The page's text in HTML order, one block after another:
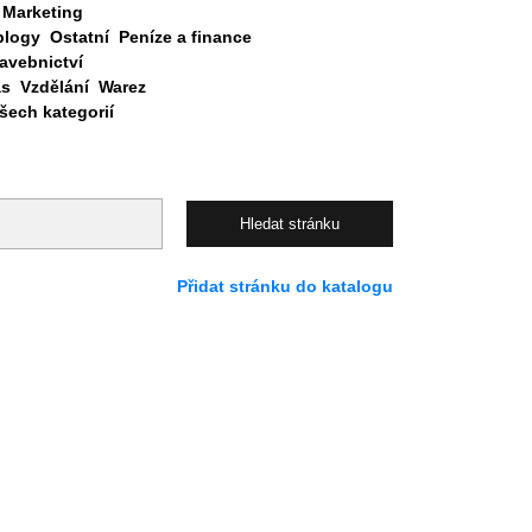
Marketing
Ostatní Peníze a finance
Vzdělání Warez
kategorií
Přidat stránku do katalogu